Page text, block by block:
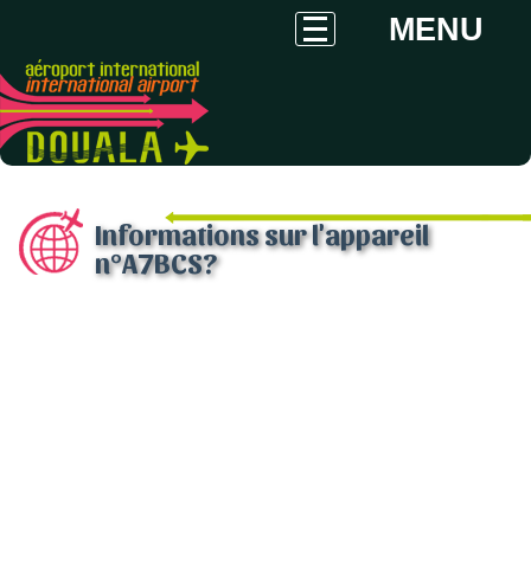
MENU
Informations sur l'appareil
n°A7BCS?